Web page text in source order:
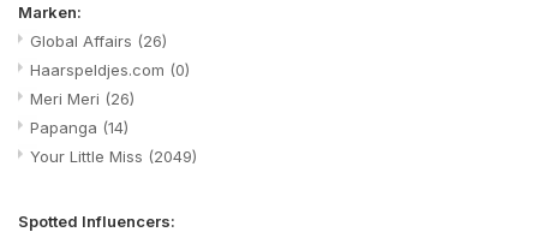
Marken:
Global Affairs (26)
Haarspeldjes.com (0)
Meri Meri (26)
Papanga (14)
Your Little Miss (2049)
Spotted Influencers: